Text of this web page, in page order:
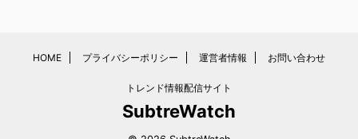
HOME プライバシーポリシー 運営者情報 お問い合わせ
トレンド情報配信サイト
SubtreWatch